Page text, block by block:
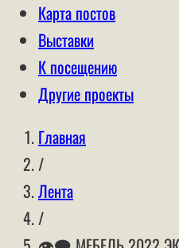
Карта постов
Выставки
К посещению
Другие проекты
Главная
/
Лента
/